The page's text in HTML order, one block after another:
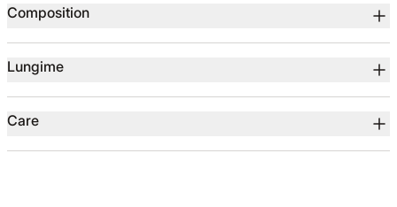
Composition
Lungime
Care